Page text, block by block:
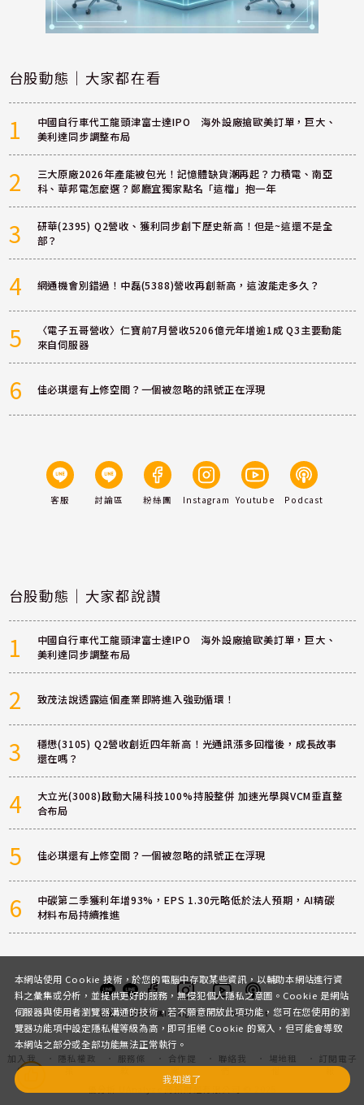
台股動態｜大家都在看
1
中國自行車代工龍頭津富士達IPO 海外設廠搶歐美訂單，巨大、
美利達同步調整布局
2
三大原廠2026年產能被包光！記憶體缺貨潮再起？力積電、南亞
科、華邦電怎麼選？鄭廳宜獨家點名「這檔」抱一年
3
研華(2395) Q2營收、獲利同步創下歷史新高！但是~這還不是全
部？
4 網通機會別錯過！中磊(5388)營收再創新高，這波能走多久？
5
〈電子五哥營收〉仁寶前7月營收5206億元年增逾1成 Q3主要動能
來自伺服器
6 佳必琪還有上修空間？一個被忽略的訊號正在浮現
客服 討論區 粉絲團 Instagram Youtube Podcast
台股動態｜大家都說讚
1
中國自行車代工龍頭津富士達IPO 海外設廠搶歐美訂單，巨大、
美利達同步調整布局
2 致茂法說透露這個產業即將進入強勁循環！
3
穩懋(3105) Q2營收創近四年新高！光通訊漲多回檔後，成長故事
還在嗎？
4
大立光(3008)啟動大陽科技100%持股整併 加速光學與VCM垂直整
合布局
5 佳必琪還有上修空間？一個被忽略的訊號正在浮現
6
中碳第二季獲利年增93%，EPS 1.30元略低於法人預期，AI精碳
材料布局持續推進
客服 討論區粉絲團InstagramYoutubePodcast
加入我
們
隱私權政
服務條
合作提
聯絡我
場地租
訂閱電子
本網站使用 Cookie 技術，於您的電腦中存取某些資訊，以輔助本網站進行資
料之彙集或分析，並提供更好的服務，無侵犯個人隱私之意圖。Cookie 是網站
伺服器與使用者瀏覽器溝通的技術，若不願意開放此項功能，您可在您使用的瀏
覽器功能項中設定隱私權等級為高，即可拒絕 Cookie 的寫入，但可能會導致
本網站之部分或全部功能無法正常執行。
我知道了